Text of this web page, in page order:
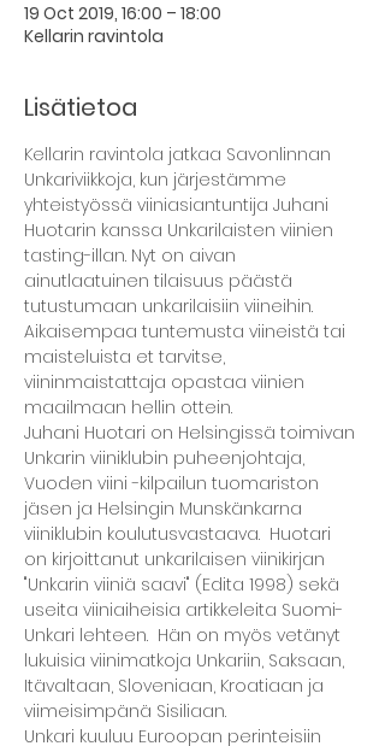
19 Oct 2019, 16:00 – 18:00
Kellarin ravintola
Lisätietoa
Kellarin ravintola jatkaa Savonlinnan
Unkariviikkoja, kun järjestämme
yhteistyössä viiniasiantuntija Juhani
Huotarin kanssa Unkarilaisten viinien
tasting-illan. Nyt on aivan
ainutlaatuinen tilaisuus päästä
tutustumaan unkarilaisiin viineihin.
Aikaisempaa tuntemusta viineistä tai
maisteluista et tarvitse,
viininmaistattaja opastaa viinien
maailmaan hellin ottein.
Juhani Huotari on Helsingissä toimivan
Unkarin viiniklubin puheenjohtaja,
Vuoden viini -kilpailun tuomariston
jäsen ja Helsingin Munskänkarna
viiniklubin koulutusvastaava.  Huotari
on kirjoittanut unkarilaisen viinikirjan
"Unkarin viiniä saavi" (Edita 1998) sekä
useita viiniaiheisia artikkeleita Suomi-
Unkari lehteen.  Hän on myös vetänyt
lukuisia viinimatkoja Unkariin, Saksaan,
Itävaltaan, Sloveniaan, Kroatiaan ja
viimeisimpänä Sisiliaan.
Unkari kuuluu Euroopan perinteisiin